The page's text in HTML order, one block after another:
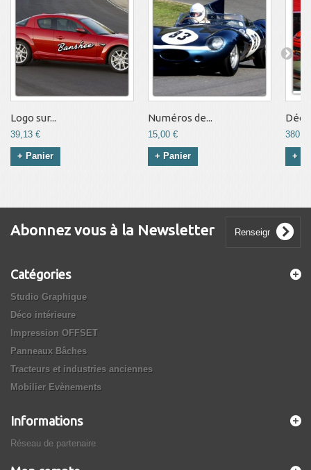
Logo sur...
39,13 €
+ Panier
Numéros de...
15,00 €
+ Panier +
Abonnez vous à la Newsletter
Catégories
Studio Graphique
Déco intérieure
Impression OFFSET
Panneaux Bâches
Tracteurs et industries anciennes
Mobilier Evènements
Informations
Réseau de partenaire